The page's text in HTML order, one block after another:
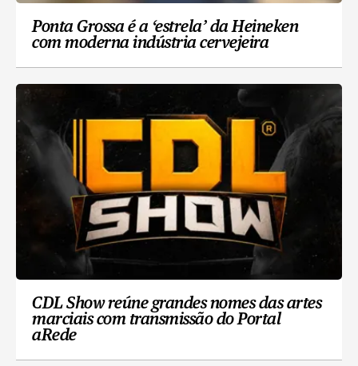
Ponta Grossa é a ‘estrela’ da Heineken
com moderna indústria cervejeira
CDL Show reúne grandes nomes das artes
marciais com transmissão do Portal
aRede